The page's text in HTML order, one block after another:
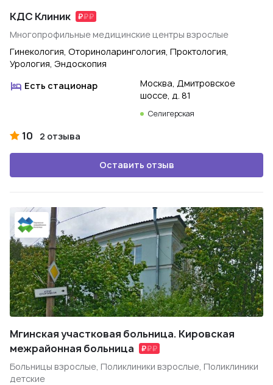
КДС Клиник
Многопрофильные медицинские центры взрослые
Гинекология, Оториноларингология, Проктология,
Урология, Эндоскопия
Есть стационар
Москва, Дмитровское
шоссе, д. 81
Селигерская
10 2 отзыва
Оставить отзыв
Мгинская участковая больница. Кировская
межрайонная больница
Больницы взрослые, Поликлиники взрослые, Поликлиники
детские